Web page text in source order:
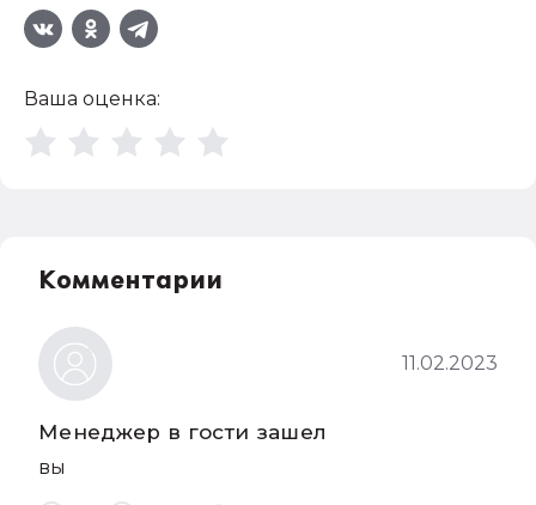
Ваша оценка:
Комментарии
Менеджер в гости зашел
11.02.2023
вы